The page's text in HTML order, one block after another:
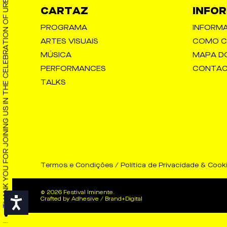
Acessibilidade
THANK YOU FOR JOINING US IN THE CELEBRATION OF URBAN CULTURE! CARTAZ
PROGRAMA
ARTES VISUAIS
MÚSICA
PERFORMANCES
TALKS
COMO
MAPA
Termos e Condições / Política de Privacidade &
© 2026 Festival Iminente.
Crafted by Adhesive / Brand+Digital